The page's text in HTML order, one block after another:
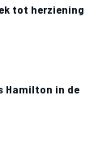
tot herziening
Hamilton in de